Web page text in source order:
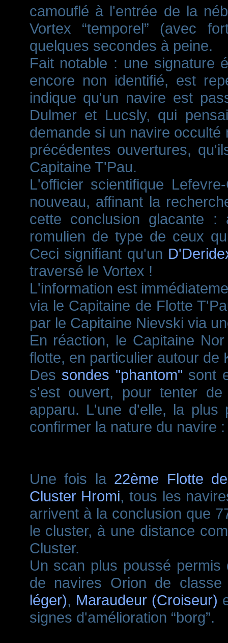
camouflé à l'entrée de la
Vortex “temporel” (avec
quelques secondes à peine.
Fait notable : une signature
encore non identifié, est
indique qu'un navire est
Dulmer et Lucsly, qui
demande si un navire
précédentes ouvertures,
Capitaine T'Pau.
L'officier scientifique
nouveau, affinant la
cette conclusion glacante
romulien de type de ceux
Ceci signifiant qu'un
traversé le Vortex !
L'information est
via le Capitaine de Flotte
par le Capitaine Nievski via
En réaction, le Capitaine
flotte, en particulier autour de
Des sondes "phantom" sont
s'est ouvert, pour tenter
apparu. L'une d'elle, la
confirmer la nature du navire
Une fois la 22ème Flotte
Cluster Hromi, tous les
arrivent à la conclusion que
le cluster, à une distance
Cluster.
Un scan plus poussé
de navires Orion de
léger), Maraudeur (Croiseur)
signes d'amélioration “borg”.